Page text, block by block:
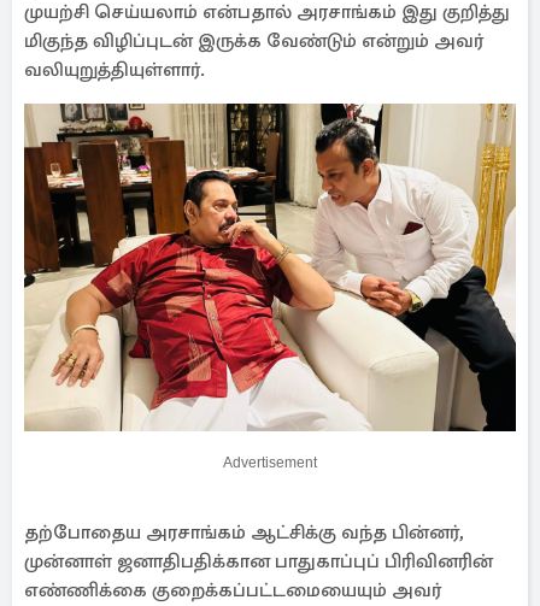
முயற்சி செய்யலாம் என்பதால் அரசாங்கம் இது குறித்து
மிகுந்த விழிப்புடன் இருக்க வேண்டும் என்றும் அவர்
வலியுறுத்தியுள்ளார்.
Advertisement
தற்போதைய அரசாங்கம் ஆட்சிக்கு வந்த பின்னர்,
முன்னாள் ஜனாதிபதிக்கான பாதுகாப்புப் பிரிவினரின்
எண்ணிக்கை குறைக்கப்பட்டமையையும் அவர்